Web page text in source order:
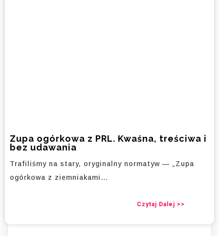
Zupa ogórkowa z PRL. Kwaśna, treściwa i
bez udawania
Trafiliśmy na stary, oryginalny normatyw — „Zupa
ogórkowa z ziemniakami…
Czytaj Dalej >>